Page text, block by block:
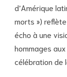
d’Amérique
morts »)
écho à une
hommages
célébration de